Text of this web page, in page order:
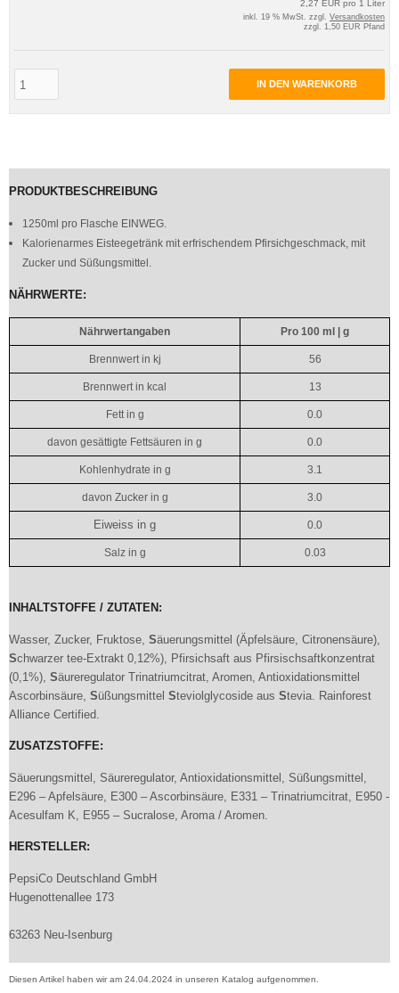
2,27 EUR pro 1 Liter
inkl. 19 % MwSt. zzgl. Versandkosten
zzgl. 1,50 EUR Pfand
IN DEN WARENKORB
PRODUKTBESCHREIBUNG
1250ml pro Flasche EINWEG.
Kalorienarmes Eisteegetränk mit erfrischendem Pfirsichgeschmack, mit
Zucker und Süßungsmittel.
NÄHRWERTE:
Nährwertangaben Pro 100 ml | g
Brennwert in kj 56
Brennwert in kcal 13
Fett in g 0.0
davon gesättigte Fettsäuren in g 0.0
Kohlenhydrate in g 3.1
davon Zucker in g 3.0
Eiweiss in g 0.0
Salz in g 0.03
INHALTSTOFFE / ZUTATEN:
Wasser, Zucker, Fruktose, Säuerungsmittel (Äpfelsäure, Citronensäure),
Schwarzer tee-Extrakt 0,12%), Pfirsichsaft aus Pfirsischsaftkonzentrat
(0,1%), Säureregulator Trinatriumcitrat, Aromen, Antioxidationsmittel
Ascorbinsäure, Süßungsmittel Steviolglycoside aus Stevia. Rainforest
Alliance Certified.
ZUSATZSTOFFE:
Säuerungsmittel, Säureregulator, Antioxidationsmittel, Süßungsmittel,
E296 – Apfelsäure, E300 – Ascorbinsäure, E331 – Trinatriumcitrat, E950 -
Acesulfam K, E955 – Sucralose, Aroma / Aromen.
HERSTELLER:
PepsiCo Deutschland GmbH
Hugenottenallee 173
63263 Neu-Isenburg
Diesen Artikel haben wir am 24.04.2024 in unseren Katalog aufgenommen.